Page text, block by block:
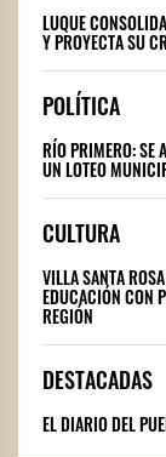
LUQUE
Y PROYECTA SU
POLÍTICA
RÍO PRIMERO: SE
UN LOTEO
CULTURA
VILLA SANTA
EDUCACIÓN CON
REGIÓN
DESTACADAS
EL DIARIO DEL